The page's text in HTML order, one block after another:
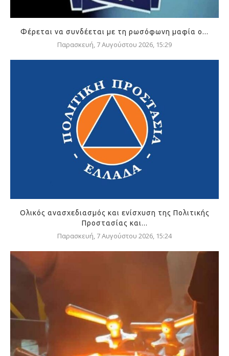
Φέρεται να συνδέεται με τη ρωσόφωνη μαφία ο...
Παρασκευή, 7 Αυγούστου 2026, 15:29
Ολικός ανασχεδιασμός και ενίσχυση της Πολιτικής
Προστασίας και...
Παρασκευή, 7 Αυγούστου 2026, 15:24